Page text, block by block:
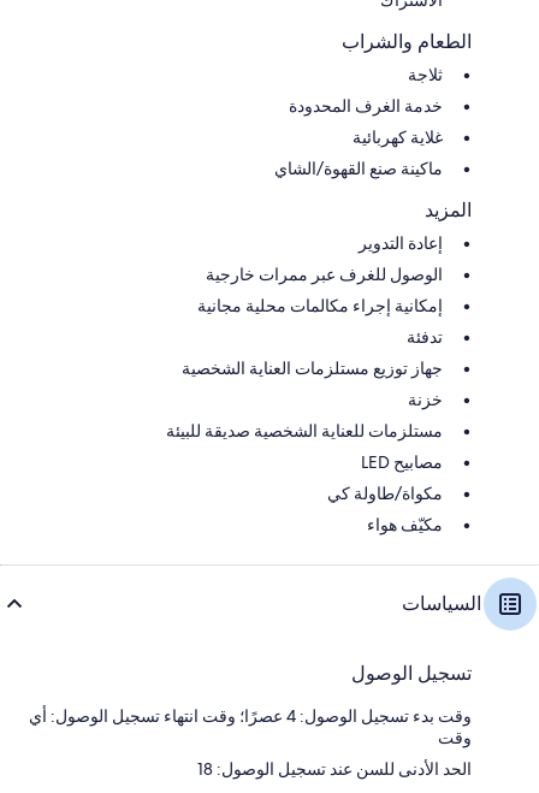
الطعام والشراب
ثلاجة
خدمة الغرف المحدودة
غلاية كهربائية
ماكينة صنع القهوة/الشاي
المزيد
إعادة التدوير
الوصول للغرف عبر ممرات خارجية
إمكانية إجراء مكالمات محلية مجانية
تدفئة
جهاز توزيع مستلزمات العناية الشخصية
خزنة
مستلزمات للعناية الشخصية صديقة للبيئة
مصابيح LED
مكواة/طاولة كي
مكيّف هواء
السياسات
تسجيل الوصول
وقت بدء تسجيل الوصول: 4 عصرًا؛ وقت انتهاء تسجيل الوصول: أي
وقت
الحد الأدنى للسن عند تسجيل الوصول: 18